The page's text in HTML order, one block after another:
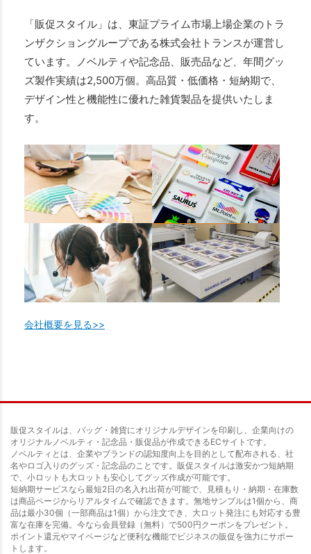
「販促スタイル」は、東証プライム市場上場企業のトラ
ンザクショングループである株式会社トランスが運営し
ています。ノベルティや記念品、販売品など、年間グッ
ズ製作実績は2,500万個。高品質・低価格・短納期で、
デザイン性と機能性に優れた雑貨製品を提供いたしま
す。
会社概要を見る>>
販促スタイルは、バッグ・雑貨にオリジナルデザインを印刷し、企業向けの
オリジナルノベルティ・記念品・販促品が作成できるECサイトです。
ノベルティとは、企業やブランドの認知度向上を目的として配布される、社
名やロゴ入りのグッズ・記念品のことです。販促スタイルは激安かつ短納期
で、小ロットも大ロットも安心してグッズ作成が可能です。
短納期サービスなら最短2日の名入れ出荷が可能で、見積もり・納期・在庫数
は商品ページからリアルタイムで確認できます。無地サンプルは1個から、商
品は最小30個（一部商品は1個）から注文でき、大ロット発注にも対応する豊
富な在庫を完備。今なら会員登録（無料）で500円クーポンをプレゼント。
ポイント還元やマイページなど便利な機能でビジネスの販促を強力にサポー
トします。